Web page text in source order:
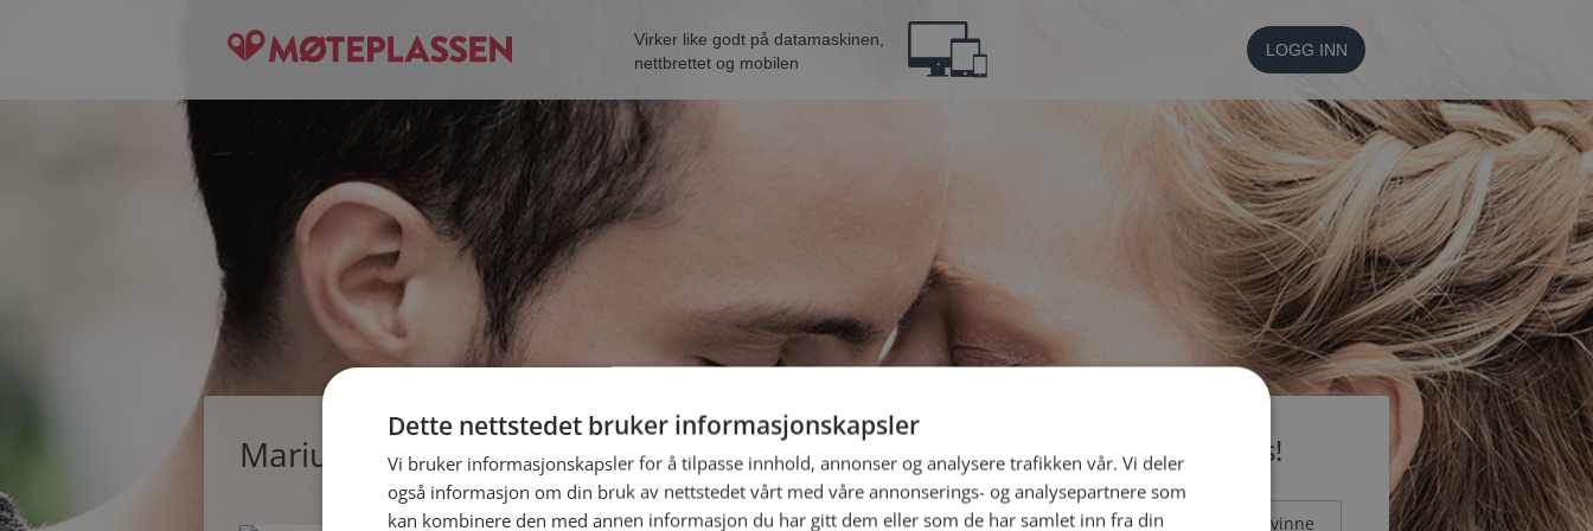
Virker like godt på datamaskinen,
nettbrettet og mobilen
LOGG INN
Marius, single mann fra Askøy Bli medlem gratis!
Jeg er en: Mann Kvinne
Dette nettstedet bruker informasjonskapsler
Vi bruker informasjonskapsler for å tilpasse innhold, annonser og analysere trafikken vår. Vi deler
også informasjon om din bruk av nettstedet vårt med våre annonserings- og analysepartnere som
kan kombinere den med annen informasjon du har gitt dem eller som de har samlet inn fra din